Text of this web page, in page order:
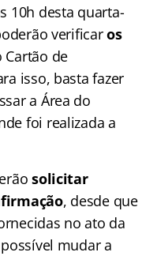
10h desta quarta-
verificaros
de
isso, basta fazer
a Área do
foi realizada a
solicitar
, desde que
no ato da
mudar a